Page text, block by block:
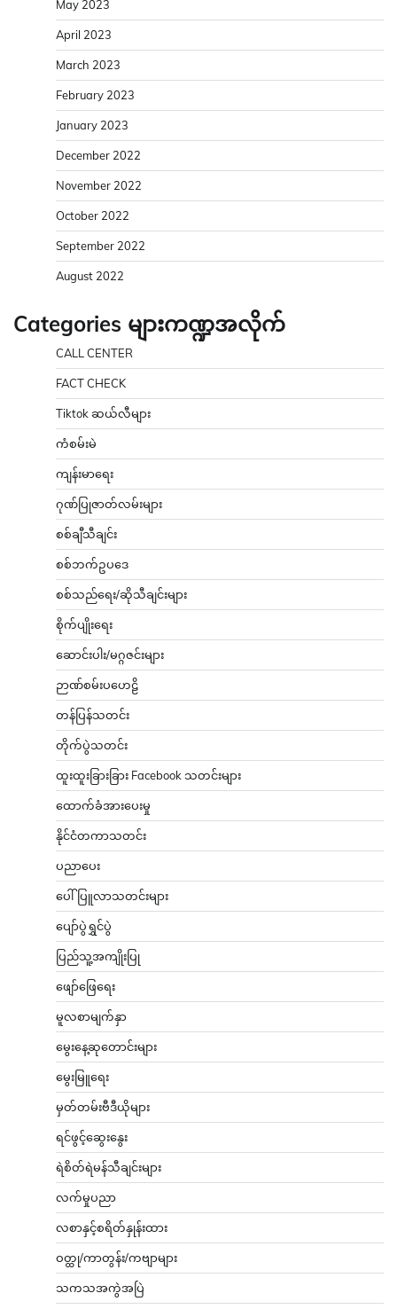
May 2023
April 2023
March 2023
February 2023
January 2023
December 2022
November 2022
October 2022
September 2022
August 2022
Categories များကဏ္ဍအလိုက်
CALL CENTER
FACT CHECK
Tiktok ဆယ်လီများ
ကံစမ်းမဲ
ကျန်းမာရေး
ဂုဏ်ပြုဇာတ်လမ်းများ
စစ်ချီသီချင်း
စစ်ဘက်ဥပဒေ
စစ်သည်ရေး/ဆိုသီချင်းများ
စိုက်ပျိုးရေး
ဆောင်းပါး/မဂ္ဂဇင်းများ
ဉာဏ်စမ်းပဟေဠိ
တန်ပြန်သတင်း
တိုက်ပွဲသတင်း
ထူးထူးခြားခြား Facebook သတင်းများ
ထောက်ခံအားပေးမှု
နိုင်ငံတကာသတင်း
ပညာပေး
ပေါ်ပြူလာသတင်းများ
ပျော်ပွဲရွှင်ပွဲ
ပြည်သူ့အကျိုးပြု
ဖျော်ဖြေရေး
မူလစာမျက်နှာ
မွေးနေ့ဆုတောင်းများ
မွေးမြူရေး
မှတ်တမ်းဗီဒီယိုများ
ရင်ဖွင့်ဆွေးနွေး
ရဲစိတ်ရဲမန်သီချင်းများ
လက်မှုပညာ
လစာနှင့်စရိတ်နှုန်းထား
ဝတ္ထု/ကာတွန်း/ကဗျာများ
သကသအကွဲအပြဲ